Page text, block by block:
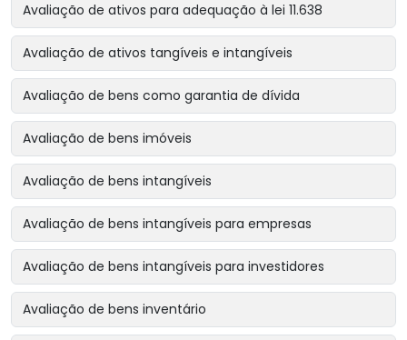
Avaliação de ativos para adequação à lei 11.638
Avaliação de ativos tangíveis e intangíveis
Avaliação de bens como garantia de dívida
Avaliação de bens imóveis
Avaliação de bens intangíveis
Avaliação de bens intangíveis para empresas
Avaliação de bens intangíveis para investidores
Avaliação de bens inventário